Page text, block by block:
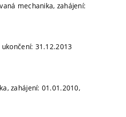
mechanika, zahájení:
31.12.2013
zahájení: 01.01.2010,